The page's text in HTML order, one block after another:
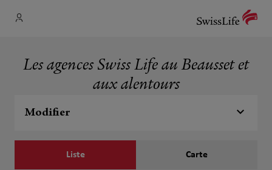
Les agences Swiss Life au Beausset et
aux alentours
Modifier
Liste Carte